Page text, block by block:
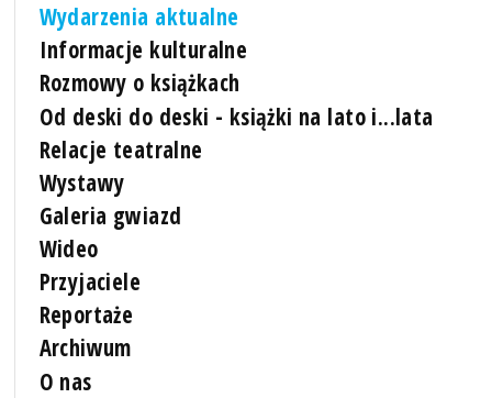
Wydarzenia aktualne
Informacje kulturalne
Rozmowy o książkach
Od deski do deski - książki na lato i...lata
Relacje teatralne
Wystawy
Galeria gwiazd
Wideo
Przyjaciele
Reportaże
Archiwum
O nas